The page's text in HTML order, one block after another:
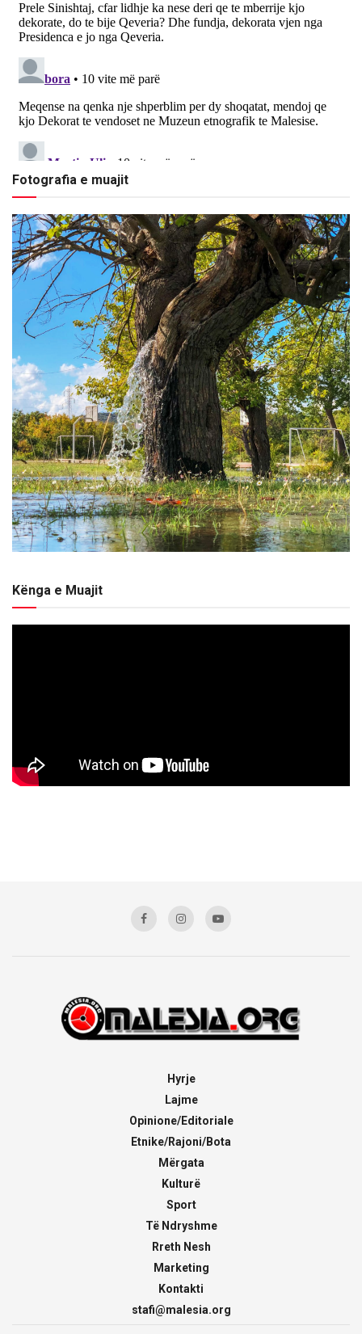
Fotografia e muajit
Kënga e Muajit
Hyrje
Lajme
Opinione/Editoriale
Etnike/Rajoni/Bota
Mërgata
Kulturë
Sport
Të Ndryshme
Rreth Nesh
Marketing
Kontakti
stafi@malesia.org